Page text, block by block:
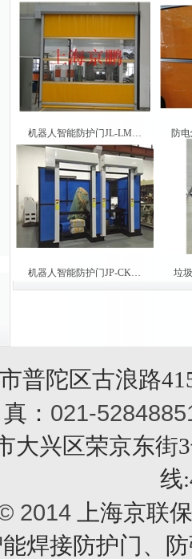
机器人智能防护门JL-LM… 防
机器人智能防护门JP-CK… 垃
普陀区古浪路
真： 021-
区荣京东街3
线
2014上海京联
焊接防护门、